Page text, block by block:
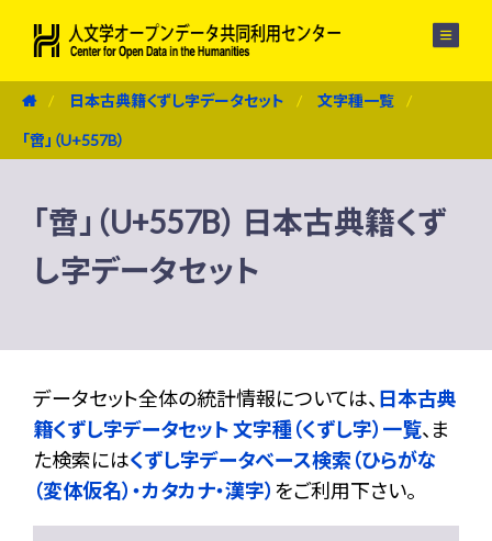
日本古典籍くずし字データセット 文字種一覧
「啻」（U+557B）
「啻」（U+557B） 日本古典籍くず
し字データセット
データセット全体の統計情報については、 日本古典
籍くずし字データセット 文字種（くずし字）一覧、ま
た検索にはくずし字データベース検索（ひらがな
（変体仮名）・カタカナ・漢字） をご利用下さい。